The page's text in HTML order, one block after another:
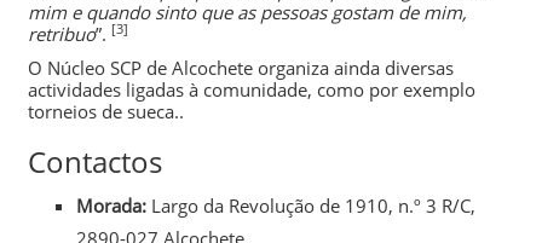
mim e quando sinto que as pessoas gostam de mim,
retribuo”. [3]
O Núcleo SCP de Alcochete organiza ainda diversas
actividades ligadas à comunidade, como por exemplo
torneios de sueca..
Contactos
Morada:Largo da Revolução de 1910, n.º 3 R/C,
2890-027 Alcochete